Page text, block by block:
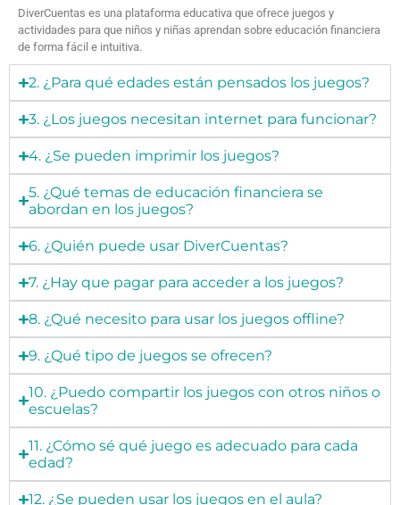
DiverCuentas es una plataforma educativa que ofrece juegos y
actividades para que niños y niñas aprendan sobre educación financiera
de forma fácil e intuitiva.
2. ¿Para qué edades están pensados los juegos?
3. ¿Los juegos necesitan internet para funcionar?
4. ¿Se pueden imprimir los juegos?
5. ¿Qué temas de educación financiera se
abordan en los juegos?
6. ¿Quién puede usar DiverCuentas?
7. ¿Hay que pagar para acceder a los juegos?
8. ¿Qué necesito para usar los juegos offline?
9. ¿Qué tipo de juegos se ofrecen?
10. ¿Puedo compartir los juegos con otros niños o
escuelas?
11. ¿Cómo sé qué juego es adecuado para cada
edad?
12. ¿Se pueden usar los juegos en el aula?